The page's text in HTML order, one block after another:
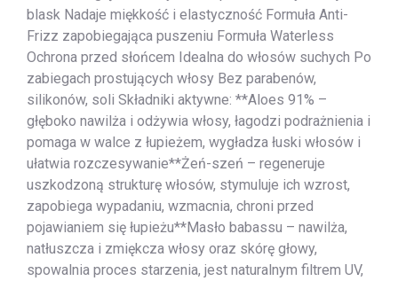
blask Nadaje miękkość i elastyczność Formuła Anti-
Frizz zapobiegająca puszeniu Formuła Waterless
Ochrona przed słońcem Idealna do włosów suchych Po
zabiegach prostujących włosy Bez parabenów,
silikonów, soli Składniki aktywne: **Aloes 91% –
głęboko nawilża i odżywia włosy, łagodzi podrażnienia i
pomaga w walce z łupieżem, wygładza łuski włosów i
ułatwia rozczesywanie**Żeń-szeń – regeneruje
uszkodzoną strukturę włosów, stymuluje ich wzrost,
zapobiega wypadaniu, wzmacnia, chroni przed
pojawianiem się łupieżu**Masło babassu – nawilża,
natłuszcza i zmiękcza włosy oraz skórę głowy,
spowalnia proces starzenia, jest naturalnym filtrem UV,